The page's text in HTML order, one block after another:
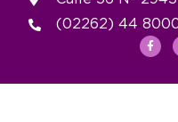
(02262) 44